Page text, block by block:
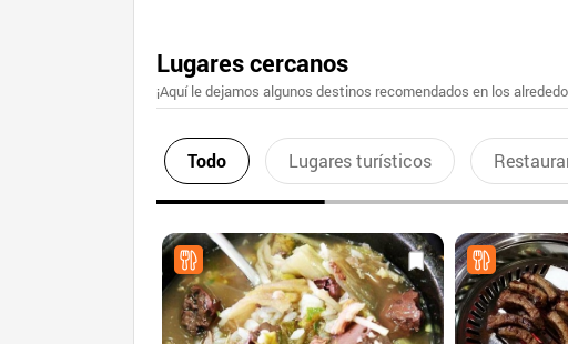
Lugares cercanos
¡Aquí le dejamos algunos destinos recomendados en los
Todo Lugares turísticos